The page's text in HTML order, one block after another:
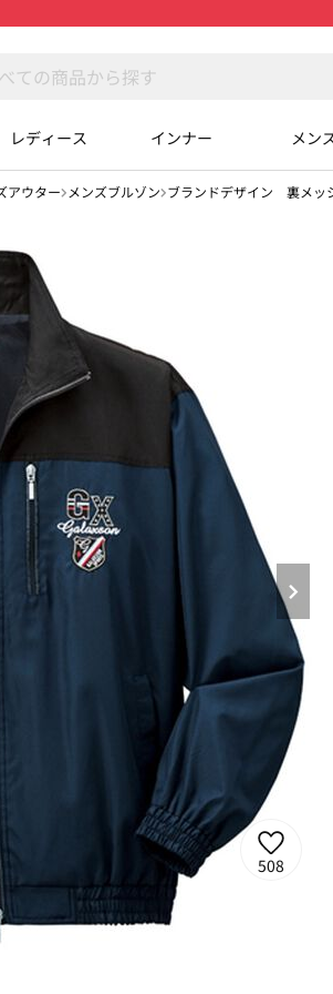
レディース インナー メン
アウター メンズブルゾン ブランドデザイン 裏メッ
508